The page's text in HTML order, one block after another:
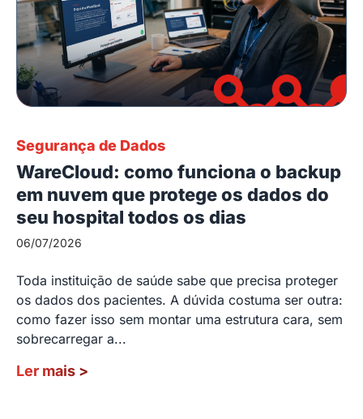
Segurança de Dados
WareCloud: como funciona o backup
em nuvem que protege os dados do
seu hospital todos os dias
06/07/2026
Toda instituição de saúde sabe que precisa proteger
os dados dos pacientes. A dúvida costuma ser outra:
como fazer isso sem montar uma estrutura cara, sem
sobrecarregar a...
Ler mais >